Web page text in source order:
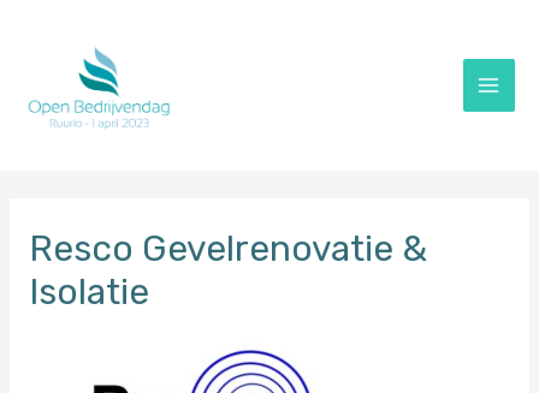
Main
Resco Gevelrenovatie &
Isolatie